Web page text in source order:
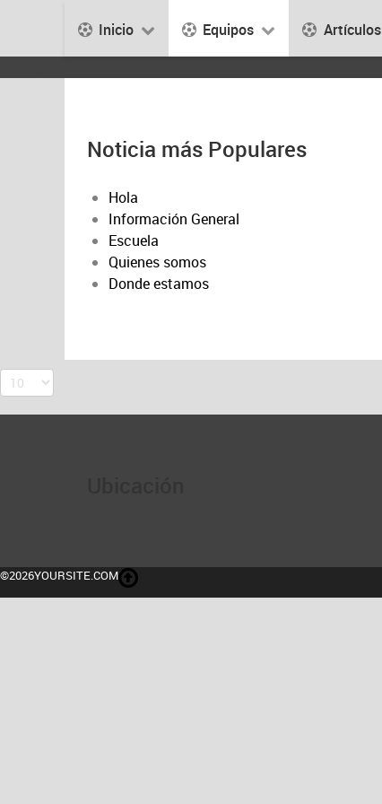
Inicio Equipos Artículos
Noticia más Populares
Hola
Información General
Escuela
Quienes somos
Donde estamos
Cantidad a mostrar
©2026YOURSITE.COM